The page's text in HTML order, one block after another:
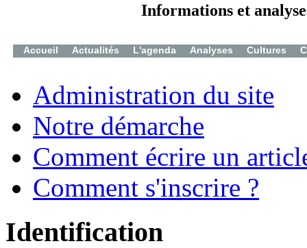
Informations et
Accueil Actualités L'agenda Analyses Cultures
Administration du site
Notre démarche
Comment écrire un
Comment s'inscrire ?
Identification